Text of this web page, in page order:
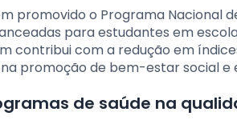
promovido o Programa Nacional
para estudantes em
contribui com a redução em
promoção de bem-estar social e
de saúde na